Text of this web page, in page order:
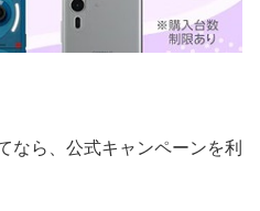
なら、公式キャンペーンを利